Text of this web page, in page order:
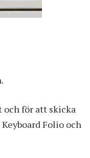
och för att skicka
Folio och